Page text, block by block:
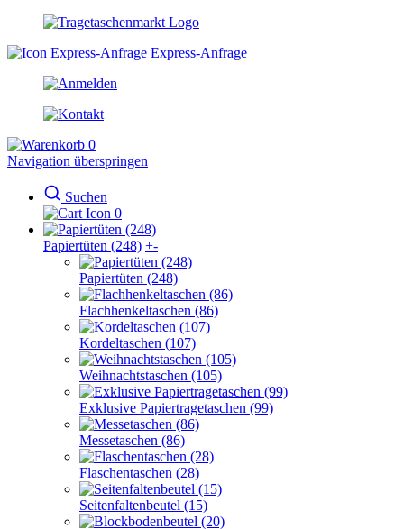
Express-Anfrage
0
Navigation überspringen
Suchen
0
Papiertüten (248) +-
Papiertüten (248)
Flachhenkeltaschen (86)
Kordeltaschen (107)
Weihnachtstaschen (105)
Exklusive Papiertragetaschen (99)
Messetaschen (86)
Flaschentaschen (28)
Seitenfaltenbeutel (15)